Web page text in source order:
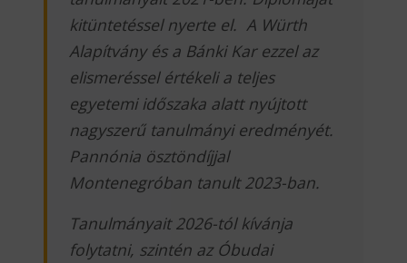
kitüntetéssel nyerte el. A Würth
Alapítvány és a Bánki Kar ezzel az
elismeréssel értékeli a teljes
egyetemi időszaka alatt nyújtott
nagyszerű tanulmányi eredményét.
Pannónia ösztöndíjjal
Montenegróban tanult 2023-ban.
Tanulmányait 2026-tól kívánja
folytatni, szintén az Óbudai